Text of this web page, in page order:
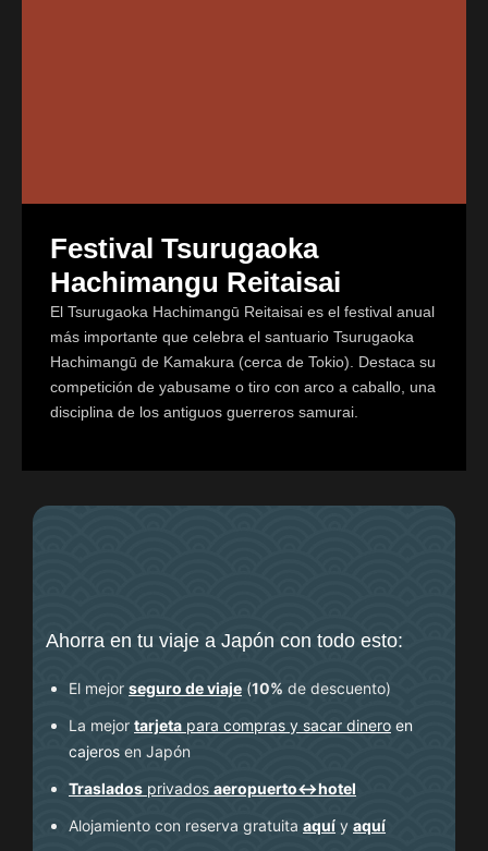
Festival Tsurugaoka
Hachimangu Reitaisai
El Tsurugaoka Hachimangū Reitaisai es el festival anual
más importante que celebra el santuario Tsurugaoka
Hachimangū de Kamakura (cerca de Tokio). Destaca su
competición de yabusame o tiro con arco a caballo, una
disciplina de los antiguos guerreros samurai.
Ahorra en tu viaje a Japón con todo esto:
El mejor seguro de viaje (10% de descuento)
La mejor tarjeta para compras y sacar dinero en
cajeros en Japón
Traslados privados aeropuerto↔hotel
Alojamiento con reserva gratuita aquí y aquí